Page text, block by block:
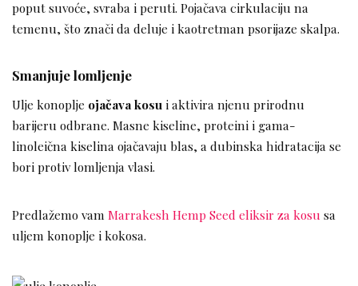
poput suvoće, svraba i peruti. Pojačava cirkulaciju na
temenu, što znači da deluje i kaotretman psorijaze skalpa.
Smanjuje lomljenje
Ulje konoplje ojačava kosu i aktivira njenu prirodnu
barijeru odbrane. Masne kiseline, proteini i gama-
linoleična kiselina ojačavaju blas, a dubinska hidratacija se
bori protiv lomljenja vlasi.
Predlažemo vam Marrakesh Hemp Seed eliksir za kosu sa
uljem konoplje i kokosa.